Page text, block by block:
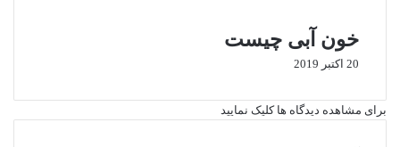
خون آبی چیست
20 اکتبر 2019
برای مشاهده دیدگاه ها کلیک نمایید